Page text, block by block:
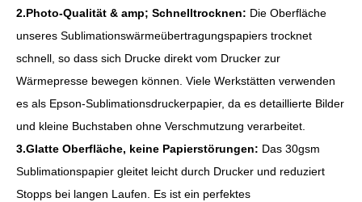
2.Photo-Qualität & amp; Schnelltrocknen: Die Oberfläche
unseres Sublimationswärmeübertragungspapiers trocknet
schnell, so dass sich Drucke direkt vom Drucker zur
Wärmepresse bewegen können. Viele Werkstätten verwenden
es als Epson-Sublimationsdruckerpapier, da es detaillierte Bilder
und kleine Buchstaben ohne Verschmutzung verarbeitet.
3.Glatte Oberfläche, keine Papierstörungen: Das 30gsm
Sublimationspapier gleitet leicht durch Drucker und reduziert
Stopps bei langen Laufen. Es ist ein perfektes